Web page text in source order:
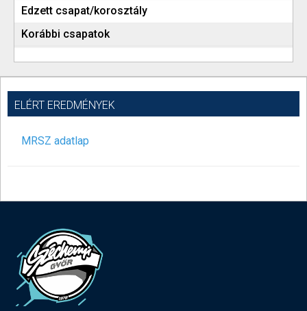
Edzett csapat/korosztály
Korábbi csapatok
ELÉRT EREDMÉNYEK
MRSZ adatlap